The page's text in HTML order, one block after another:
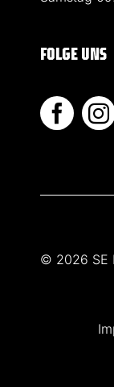
FOLGE UNS
© 2026 SE